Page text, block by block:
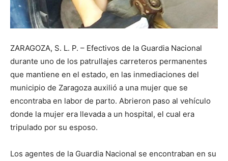
ZARAGOZA, S. L. P. – Efectivos de la Guardia Nacional
durante uno de los patrullajes carreteros permanentes
que mantiene en el estado, en las inmediaciones del
municipio de Zaragoza auxilió a una mujer que se
encontraba en labor de parto. Abrieron paso al vehículo
donde la mujer era llevada a un hospital, el cual era
tripulado por su esposo.
Los agentes de la Guardia Nacional se encontraban en su